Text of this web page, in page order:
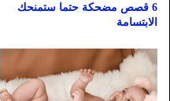
6 قصص مضحكة حتما ستمنحك
الابتسامة